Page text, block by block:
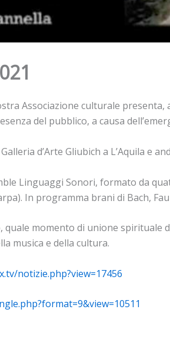
Associazione culturale
del pubblico, a causa
d’Arte Gliubich a L’Aquila e
Linguaggi Sonori, formato da
In programma brani di Bach,
momento di unione spirituale
musica e della cultura.
notizie.php?view=17456